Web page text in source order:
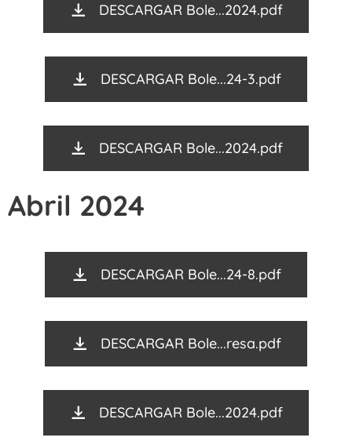
DESCARGAR Bole...2024.pdf
DESCARGAR Bole...24-3.pdf
DESCARGAR Bole...2024.pdf
Abril 2024
DESCARGAR Bole...24-8.pdf
DESCARGAR Bole...resa.pdf
DESCARGAR Bole...2024.pdf